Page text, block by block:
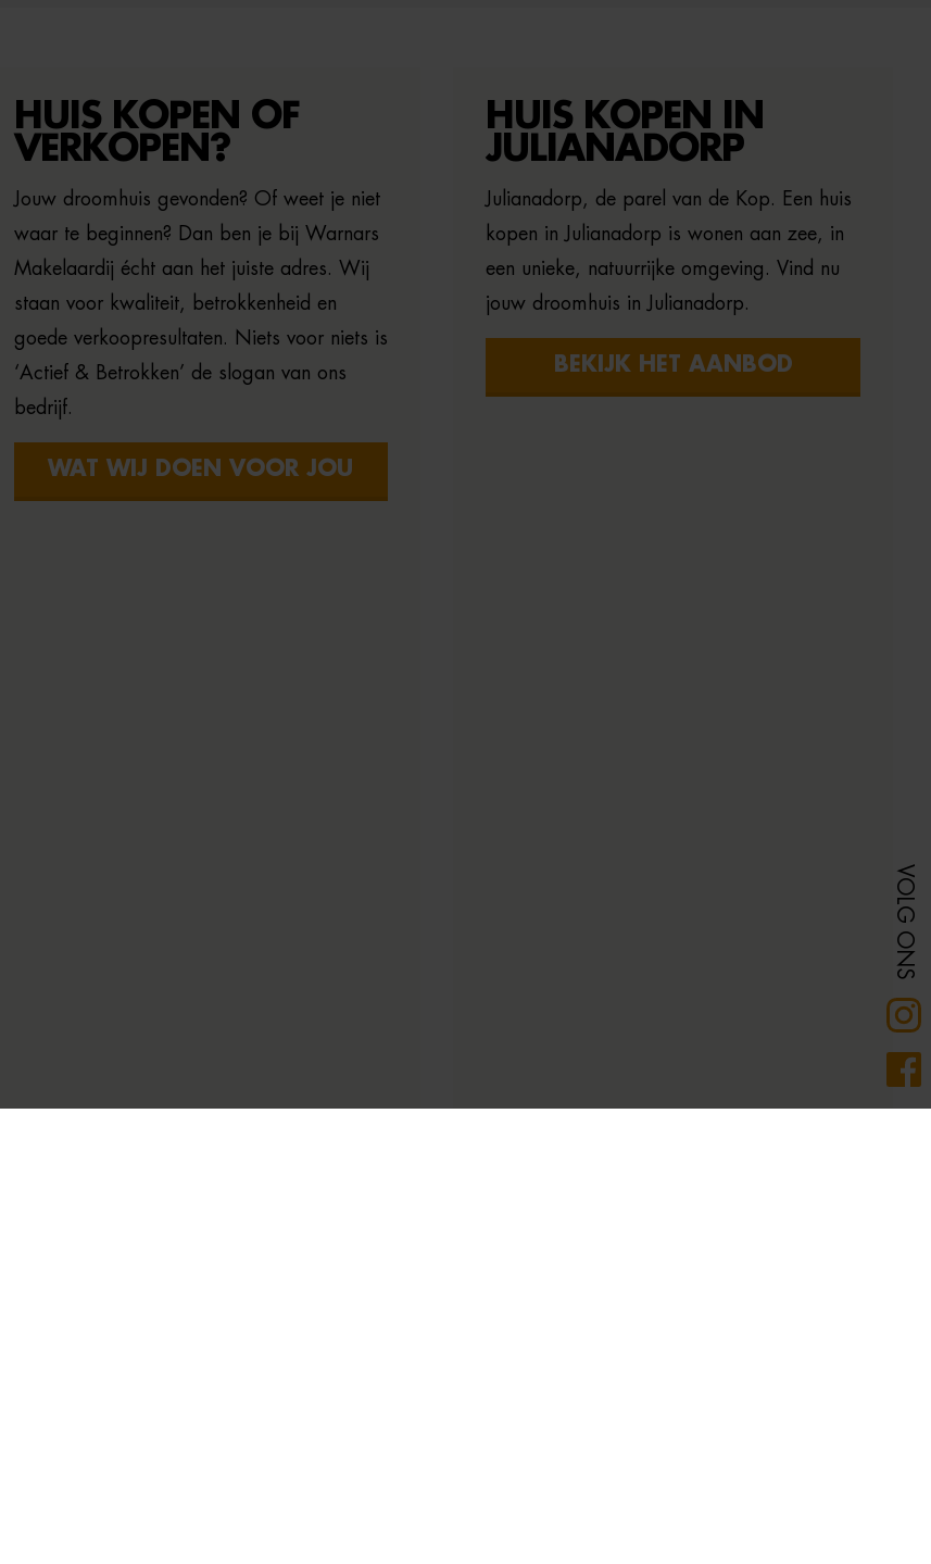
VOLG ONS
HUIS KOPEN OF
VERKOPEN?
Jouw droomhuis gevonden? Of weet je niet
waar te beginnen? Dan ben je bij Warnars
Makelaardij écht aan het juiste adres. Wij
staan voor kwaliteit, betrokkenheid en
goede verkoopresultaten. Niets voor niets is
‘Actief & Betrokken’ de slogan van ons
bedrijf.
WAT WIJ DOEN VOOR JOU
HUIS KOPEN IN
JULIANADORP
Julianadorp, de parel van de Kop. Een huis
kopen in Julianadorp is wonen aan zee, in
een unieke, natuurrijke omgeving. Vind nu
jouw droomhuis in Julianadorp.
BEKIJK HET AANBOD